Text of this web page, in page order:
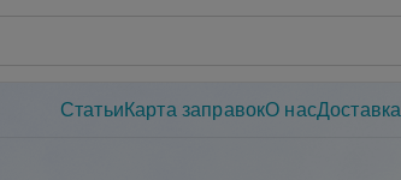
Статьи Карта заправокО насДоставка